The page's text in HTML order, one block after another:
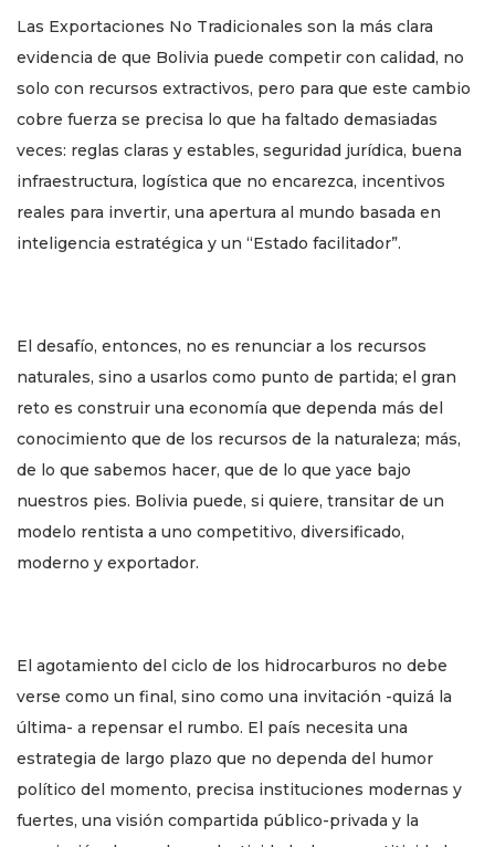
Las Exportaciones No Tradicionales son la más clara
evidencia de que Bolivia puede competir con calidad, no
solo con recursos extractivos, pero para que este cambio
cobre fuerza se precisa lo que ha faltado demasiadas
veces: reglas claras y estables, seguridad jurídica, buena
infraestructura, logística que no encarezca, incentivos
reales para invertir, una apertura al mundo basada en
inteligencia estratégica y un “Estado facilitador”.
El desafío, entonces, no es renunciar a los recursos
naturales, sino a usarlos como punto de partida; el gran
reto es construir una economía que dependa más del
conocimiento que de los recursos de la naturaleza; más,
de lo que sabemos hacer, que de lo que yace bajo
nuestros pies. Bolivia puede, si quiere, transitar de un
modelo rentista a uno competitivo, diversificado,
moderno y exportador.
El agotamiento del ciclo de los hidrocarburos no debe
verse como un final, sino como una invitación -quizá la
última- a repensar el rumbo. El país necesita una
estrategia de largo plazo que no dependa del humor
político del momento, precisa instituciones modernas y
fuertes, una visión compartida público-privada y la